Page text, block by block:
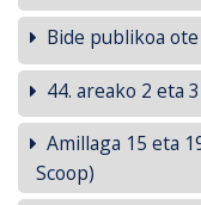
Bide publikoa
44. areako 2 eta
Amillaga 15 eta
Scoop)